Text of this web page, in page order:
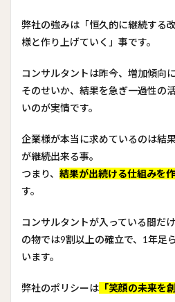
弊社の強みは「恒久的に継続する
様と作り上げていく」事です。
コンサルタントは昨今、増加傾向に
そのせいか、結果を急ぎ一過性の
いのが実情です。
企業様が本当に求めているのは結
が継続出来る事。
つまり、 結果が出続ける仕組みを
す。
コンサルタントが入っている間だ
の物では9割以上の確立で、1年足
います。
弊社のポリシーは 「笑顔の未来を